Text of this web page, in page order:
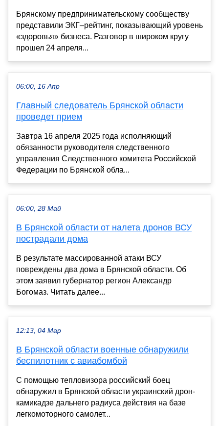
Брянскому предпринимательскому сообществу
представили ЭКГ–рейтинг, показывающий уровень
«здоровья» бизнеса. Разговор в широком кругу
прошел 24 апреля...
06:00, 16 Апр
Главный следователь Брянской области
проведет прием
Завтра 16 апреля 2025 года исполняющий
обязанности руководителя следственного
управления Следственного комитета Российской
Федерации по Брянской обла...
06:00, 28 Май
В Брянской области от налета дронов ВСУ
пострадали дома
В результате массированной атаки ВСУ
повреждены два дома в Брянской области. Об
этом заявил губернатор регион Александр
Богомаз. Читать далее...
12:13, 04 Мар
В Брянской области военные обнаружили
беспилотник с авиабомбой
С помощью тепловизора российский боец
обнаружил в Брянской области украинский дрон-
камикадзе дальнего радиуса действия на базе
легкомоторного самолет...